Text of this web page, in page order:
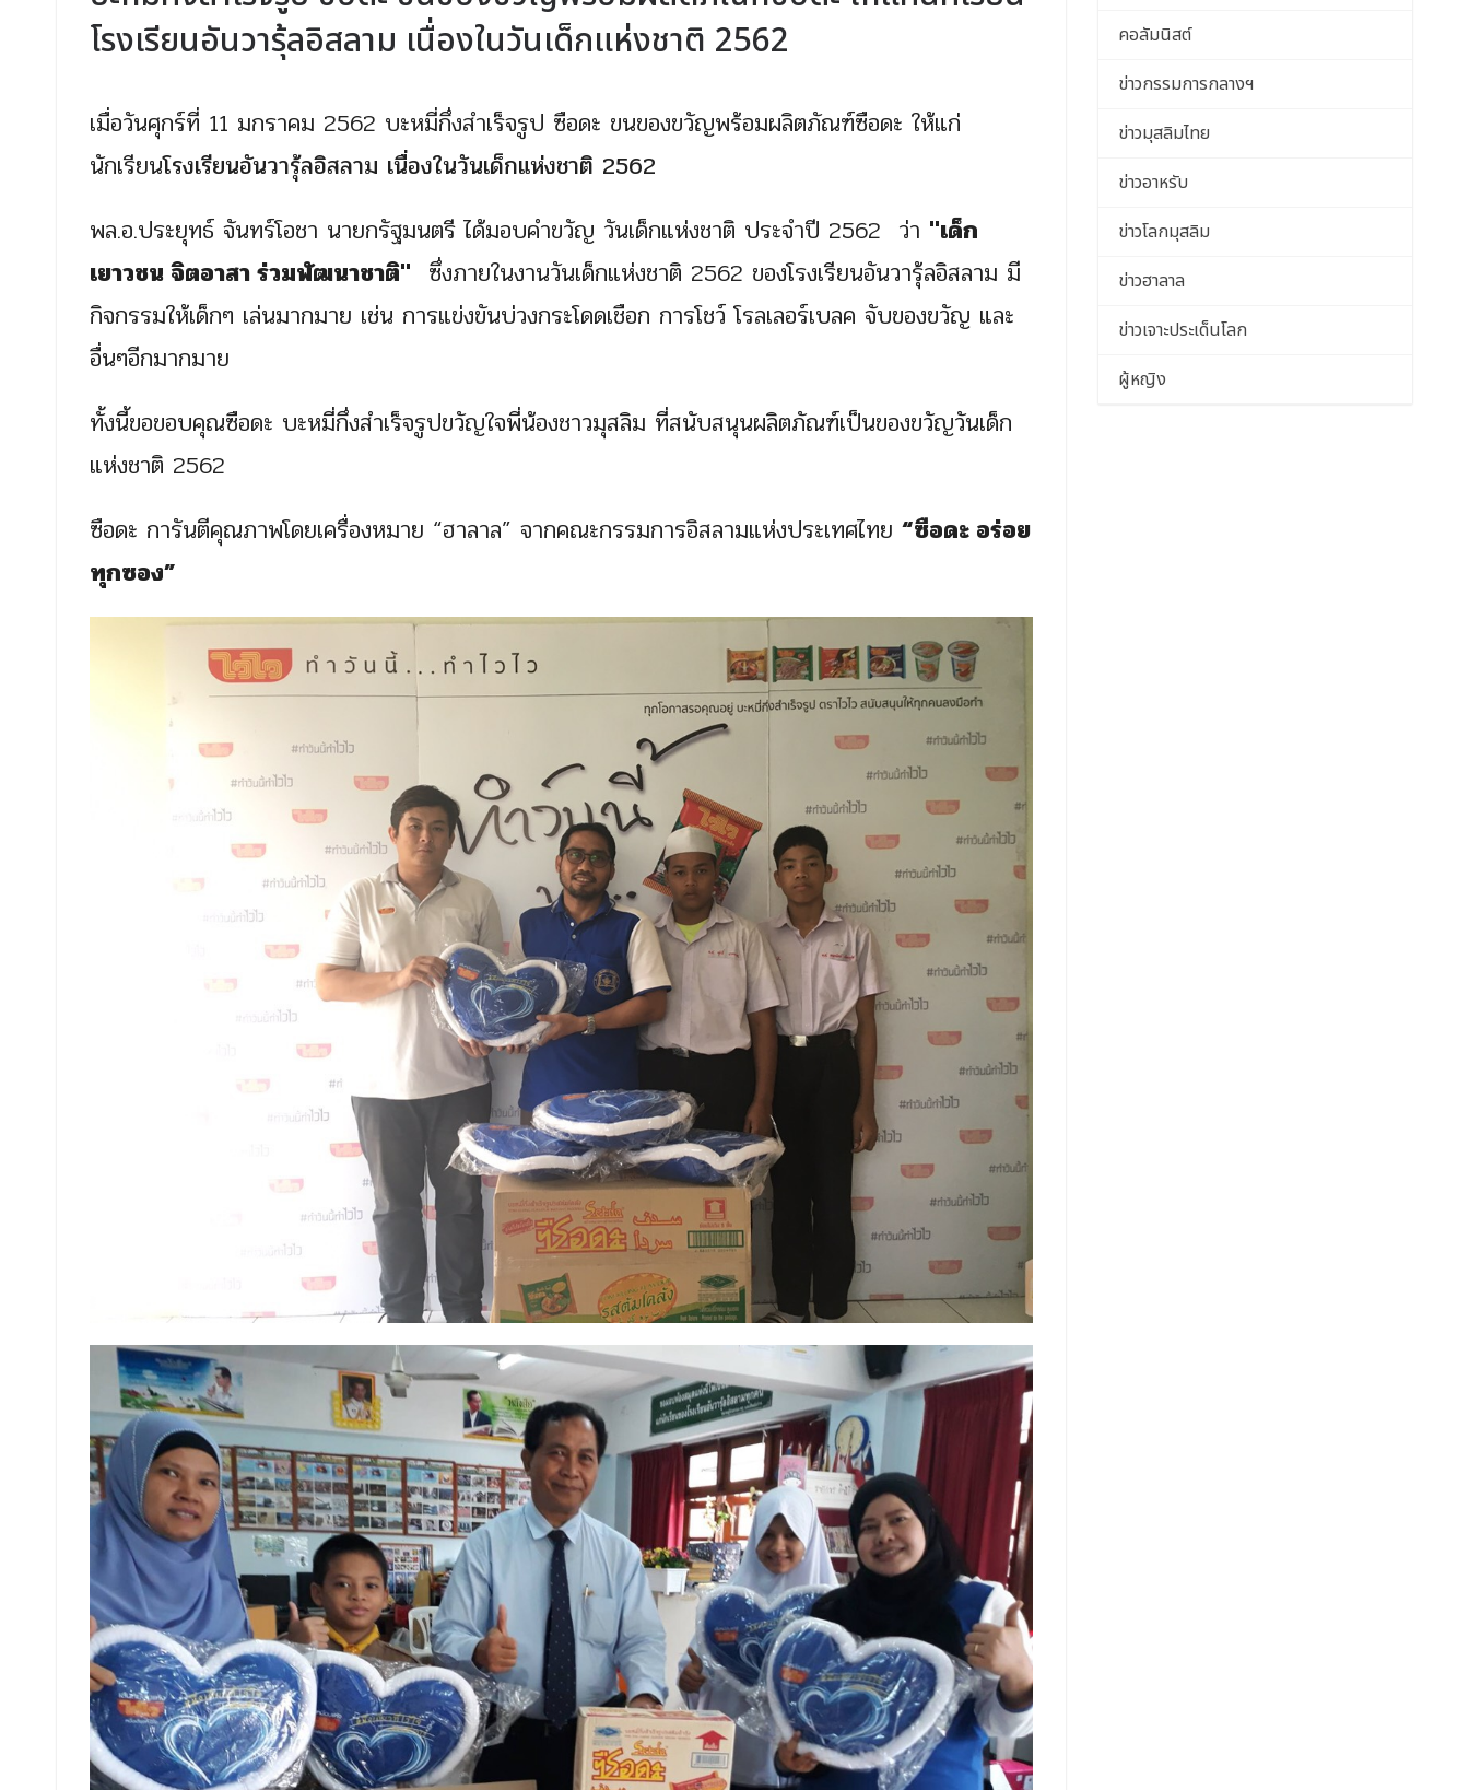
โรงเรียนอันวารุ้ลอิสลาม เนื่องในวันเด็กแห่งชาติ 2562
เมื่อวันศุกร์ที่ 11 มกราคม 2562 บะหมี่กึ่งสำเร็จรูป ซือดะ ขนของขวัญพร้อมผลิตภัณฑ์ซือดะ ให้แก่
นักเรียนโรงเรียนอันวารุ้ลอิสลาม เนื่องในวันเด็กแห่งชาติ 2562
พล.อ.ประยุทธ์ จันทร์โอชา นายกรัฐมนตรี ได้มอบคำขวัญ วันเด็กแห่งชาติ ประจำปี 2562 ว่า "เด็ก
เยาวชน จิตอาสา ร่วมพัฒนาชาติ" ซึ่งภายในงานวันเด็กแห่งชาติ 2562 ของโรงเรียนอันวารุ้ลอิสลาม มี
กิจกรรมให้เด็กๆ เล่นมากมาย เช่น การแข่งขันบ่วงกระโดดเชือก การโชว์ โรลเลอร์เบลค จับของขวัญ และ
อื่นๆอีกมากมาย
ทั้งนี้ขอขอบคุณซือดะ บะหมี่กึ่งสำเร็จรูปขวัญใจพี่น้องชาวมุสลิม ที่สนับสนุนผลิตภัณฑ์เป็นของขวัญวันเด็ก
แห่งชาติ 2562
ซือดะ การันตีคุณภาพโดยเครื่องหมาย “ฮาลาล” จากคณะกรรมการอิสลามแห่งประเทศไทย “ซือดะ อร่อย
ทุกซอง”
คอลัมนิสต์
ข่าวกรรมการกลางฯ
ข่าวมุสลิมไทย
ข่าวอาหรับ
ข่าวโลกมุสลิม
ข่าวฮาลาล
ข่าวเจาะประเด็นโลก
ผู้หญิง